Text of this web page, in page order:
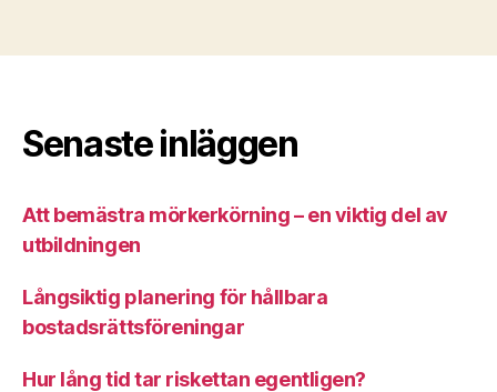
Senaste inläggen
Att bemästra mörkerkörning – en viktig del av
utbildningen
Långsiktig planering för hållbara
bostadsrättsföreningar
Hur lång tid tar riskettan egentligen?